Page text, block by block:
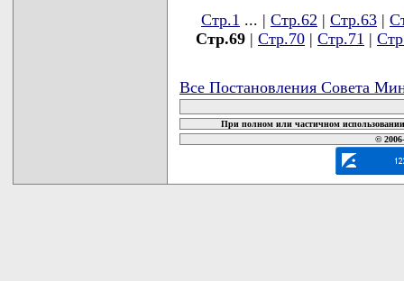
Стр.1 ... | Стр.62 | Стр.63 |
Стр.69 | Стр.70 | Стр.71 |
Все Постановления Совета
При полном или частичном
©